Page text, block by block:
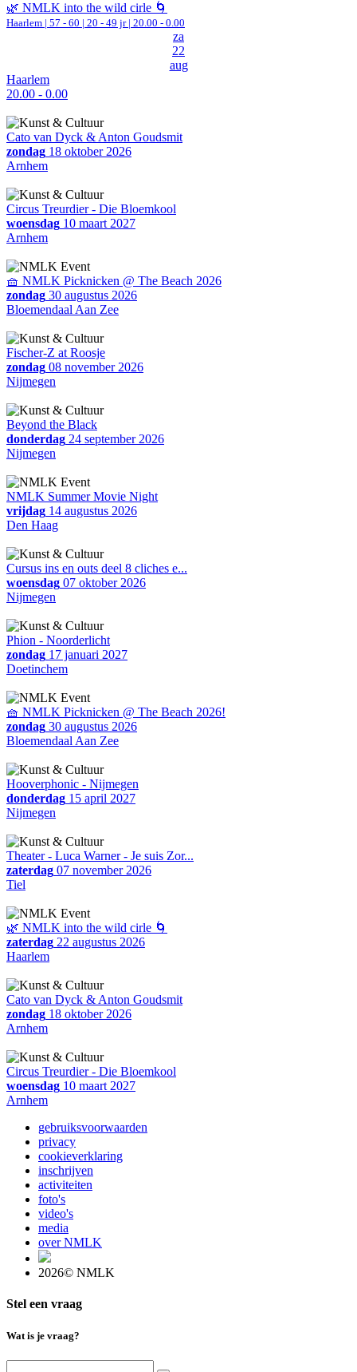
🌿 NMLK into the wild cirle 🌀
Haarlem | 57 - 60 | 20 - 49 jr | 20.00 - 0.00
za
22
aug
Haarlem
20.00 - 0.00
Cato van Dyck & Anton Goudsmit
zondag 18 oktober 2026
Arnhem
Circus Treurdier - Die Bloemkool
woensdag 10 maart 2027
Arnhem
🧺 NMLK Picknicken @ The Beach 2026
zondag 30 augustus 2026
Bloemendaal Aan Zee
Fischer-Z at Roosje
zondag 08 november 2026
Nijmegen
Beyond the Black
donderdag 24 september 2026
Nijmegen
NMLK Summer Movie Night
vrijdag 14 augustus 2026
Den Haag
Cursus ins en outs deel 8 cliches e...
woensdag 07 oktober 2026
Nijmegen
Phion - Noorderlicht
zondag 17 januari 2027
Doetinchem
🧺 NMLK Picknicken @ The Beach 2026!
zondag 30 augustus 2026
Bloemendaal Aan Zee
Hooverphonic - Nijmegen
donderdag 15 april 2027
Nijmegen
Theater - Luca Warner - Je suis Zor...
zaterdag 07 november 2026
Tiel
🌿 NMLK into the wild cirle 🌀
zaterdag 22 augustus 2026
Haarlem
Cato van Dyck & Anton Goudsmit
zondag 18 oktober 2026
Arnhem
Circus Treurdier - Die Bloemkool
woensdag 10 maart 2027
Arnhem
gebruiksvoorwaarden
privacy
cookieverklaring
inschrijven
activiteiten
foto's
video's
media
over NMLK
2026© NMLK
Stel een vraag
Wat is je vraag?